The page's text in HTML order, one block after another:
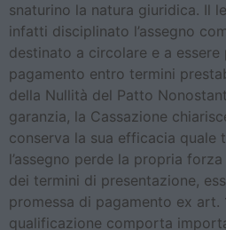
snaturino la natura giuridica. Il
infatti disciplinato l’assegno
destinato a circolare e a
pagamento entro termini
della Nullità del Patto
garanzia, la Cassazione
conserva la sua efficacia quale
l’assegno perde la propria
dei termini di presentazione,
promessa di pagamento ex art.
qualificazione comporta